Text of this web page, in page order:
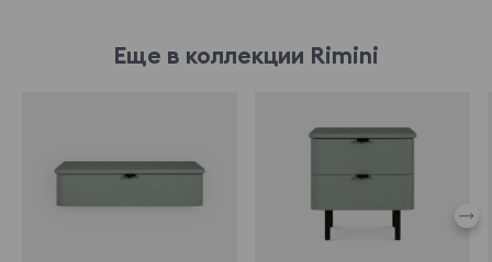
Еще в коллекции Rimini